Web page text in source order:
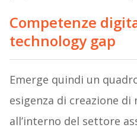
Competenze
technology gap
Emerge quindi un
esigenza di creazione di
all’interno del settore